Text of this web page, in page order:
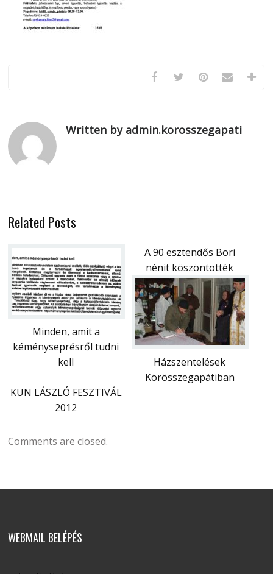
Written by admin.korosszegapati
Related Posts
Minden, amit a
kéményseprésről tudni
kell
A 90 esztendős Bori
nénit köszöntötték
Házszentelések
Körösszegapátiban
KUN LÁSZLÓ FESZTIVÁL
2012
Comments are closed.
WEBMAIL BELÉPÉS